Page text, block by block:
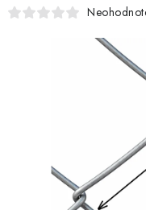
GABIÓNY (PLOTY,
BETÓNOVÉ PLOTY